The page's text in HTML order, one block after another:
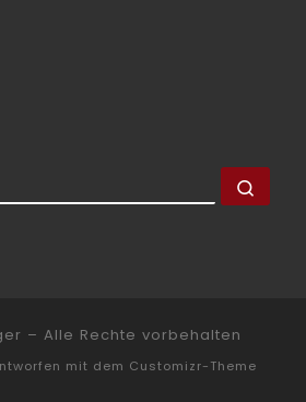
– Alle Rechte vorbehalten
mit dem Customizr-Theme